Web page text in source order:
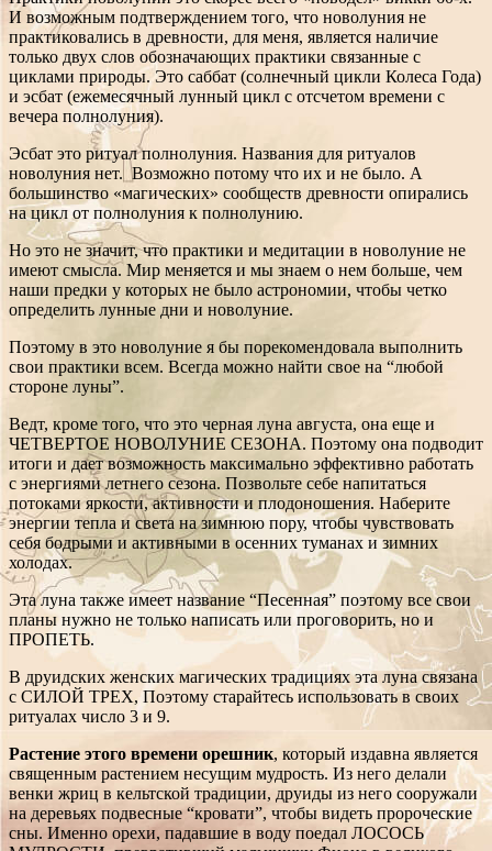
И возможным подтверждением того, что новолуния не
практиковались в древности, для меня, является наличие
только двух слов обозначающих практики связанные с
циклами природы. Это саббат (солнечный цикли Колеса Года)
и эсбат (ежемесячный лунный цикл с отсчетом времени с
вечера полнолуния).
Эсбат это ритуал полнолуния. Названия для ритуалов
новолуния нет. Возможно потому что их и не было. А
большинство «магических» сообществ древности опирались
на цикл от полнолуния к полнолунию.
Но это не значит, что практики и медитации в новолуние не
имеют смысла. Мир меняется и мы знаем о нем больше, чем
наши предки у которых не было астрономии, чтобы четко
определить лунные дни и новолуние.
Поэтому в это новолуние я бы порекомендовала выполнить
свои практики всем. Всегда можно найти свое на “любой
стороне луны”.
Ведт, кроме того, что это черная луна августа, она еще и
ЧЕТВЕРТОЕ НОВОЛУНИЕ СЕЗОНА. Поэтому она подводит
итоги и дает возможность максимально эффективно работать
с энергиями летнего сезона. Позвольте себе напитаться
потоками яркости, активности и плодоношения. Наберите
энергии тепла и света на зимнюю пору, чтобы чувствовать
себя бодрыми и активными в осенних туманах и зимних
холодах.
Эта луна также имеет название “Песенная” поэтому все свои
планы нужно не только написать или проговорить, но и
ПРОПЕТЬ.
В друидских женских магических традициях эта луна связана
с СИЛОЙ ТРЕХ, Поэтому старайтесь использовать в своих
ритуалах число 3 и 9.
Растение этого времени орешник, который издавна является
священным растением несущим мудрость. Из него делали
венки жриц в кельтской традиции, друиды из него сооружали
на деревьях подвесные “кровати”, чтобы видеть пророческие
сны. Именно орехи, падавшие в воду поедал ЛОСОСЬ